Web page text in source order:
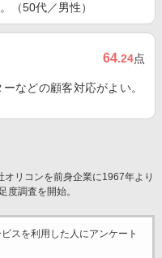
（50代／男性）
64.24点
などの顧客対応がよい。
リコンを前身企業に1967年より
度調査を開始。
スを利用した 人にアンケート